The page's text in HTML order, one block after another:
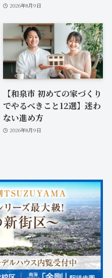
2026年8月9日
【和泉市 初めての家づくり
でやるべきこと12選】迷わ
ない進め方
2026年8月9日